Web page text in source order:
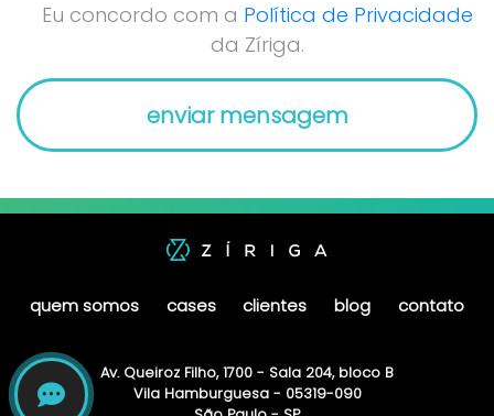
Eu concordo com a Política de Privacidade
da Zíriga.
quem somos cases clientes blog contato
Av. Queiroz Filho, 1700 - Sala 204, bloco B
Vila Hamburguesa - 05319-090